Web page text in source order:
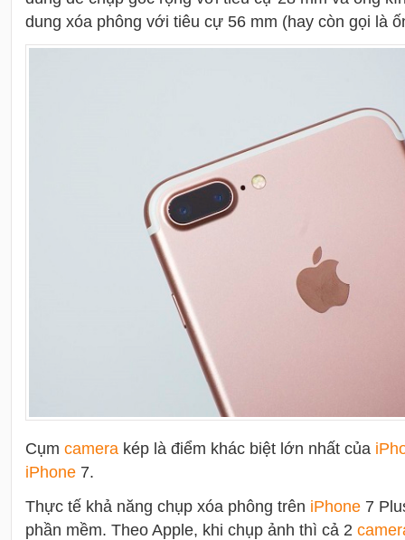
dung xóa phông với tiêu cự 56 mm (hay còn gọi là
Cụm camera kép là điểm khác biệt lớn nhất của i
iPhone 7.
Thực tế khả năng chụp xóa phông trên iPhone 7
phần mềm. Theo Apple, khi chụp ảnh thì cả 2